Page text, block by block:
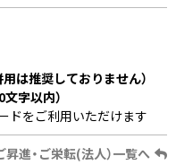
は推奨しておりません）
字以内）
ドをご利用いただけます
昇進・ご栄転(法人）一覧へ